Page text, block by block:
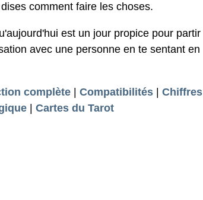
comment faire les choses.
est un jour propice pour partir
avec une personne en te sentant en
complète Compatibilités
Chiffres
| Cartes du Tarot